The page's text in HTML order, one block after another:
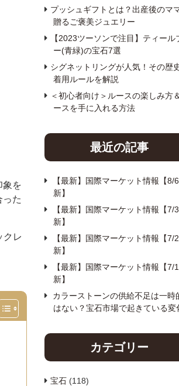
象を
た
クレ
プッシュギフトとは？出産後のマ
贈るご褒美ジュエリー
【2023ツーソンで注目】ティール
ー(青緑)の宝石7選
シグネットリングが人気！その歴
着用ルールを解説
＜初心者向け＞ルースの楽しみ方
ースを手に入れる方法
最近の記事
【最新】国際マーケット情報【8/
新】
【最新】国際マーケット情報【7/
新】
【最新】国際マーケット情報【7/
新】
【最新】国際マーケット情報【7/
新】
カラーストーンの供給不足は一時
はない？宝石市場で起きている変
カテゴリー
宝石 (118)